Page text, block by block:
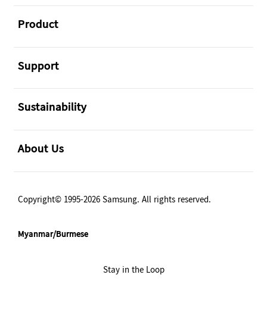
Product
Support
Sustainability
About Us
Copyright© 1995-2026 Samsung. All rights reserved.
Myanmar/Burmese
Stay in the Loop